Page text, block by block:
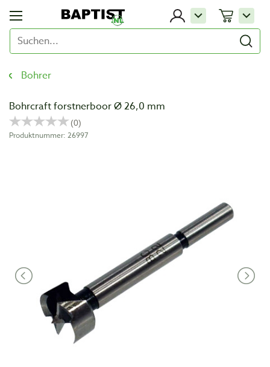
Bohrer
Bohrcraft forstnerboor Ø 26,0 mm
Produktnummer: 26997